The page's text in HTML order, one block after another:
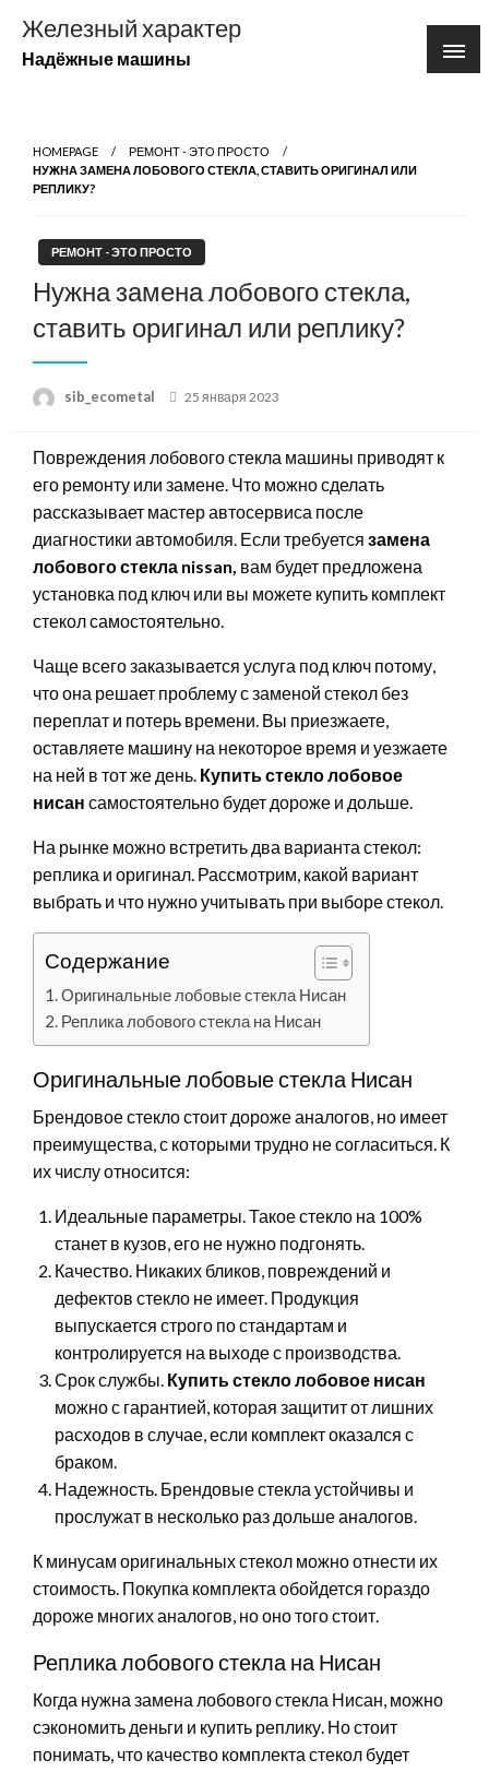
содержимому
Железный характер
Надёжные машины
HOMEPAGE
РЕМОНТ - ЭТО ПРОСТО
НУЖНА ЗАМЕНА ЛОБОВОГО СТЕКЛА, СТАВИТЬ ОРИГИНАЛ ИЛИ
РЕПЛИКУ?
РЕМОНТ - ЭТО ПРОСТО
Нужна замена лобового стекла,
ставить оригинал или реплику?
sib_ecometal
Posted
25 января 2023
Повреждения лобового стекла машины приводят к
его ремонту или замене. Что можно сделать
рассказывает мастер автосервиса после
диагностики автомобиля. Если требуется замена
лобового стекла nissan, вам будет предложена
установка под ключ или вы можете купить комплект
стекол самостоятельно.
Чаще всего заказывается услуга под ключ потому,
что она решает проблему с заменой стекол без
переплат и потерь времени. Вы приезжаете,
оставляете машину на некоторое время и уезжаете
на ней в тот же день. Купить стекло лобовое
нисан самостоятельно будет дороже и дольше.
На рынке можно встретить два варианта стекол:
реплика и оригинал. Рассмотрим, какой вариант
выбрать и что нужно учитывать при выборе стекол.
Содержание
Оригинальные лобовые стекла Нисан
Реплика лобового стекла на Нисан
Оригинальные лобовые стекла Нисан
Брендовое стекло стоит дороже аналогов, но имеет
преимущества, с которыми трудно не согласиться. К
их числу относится:
Идеальные параметры. Такое стекло на 100%
станет в кузов, его не нужно подгонять.
Качество. Никаких бликов, повреждений и
дефектов стекло не имеет. Продукция
выпускается строго по стандартам и
контролируется на выходе с производства.
Срок службы. Купить стекло лобовое нисан
можно с гарантией, которая защитит от лишних
расходов в случае, если комплект оказался с
браком.
Надежность. Брендовые стекла устойчивы и
прослужат в несколько раз дольше аналогов.
К минусам оригинальных стекол можно отнести их
стоимость. Покупка комплекта обойдется гораздо
дороже многих аналогов, но оно того стоит.
Реплика лобового стекла на Нисан
Когда нужна замена лобового стекла Нисан, можно
сэкономить деньги и купить реплику. Но стоит
понимать, что качество комплекта стекол будет